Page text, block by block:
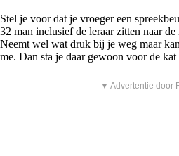
Stel je voor dat je vroeger een
32 man inclusief de leraar zitten naar
Neemt wel wat druk bij je weg maar
me. Dan sta je daar gewoon voor de
▼ Advertentie door